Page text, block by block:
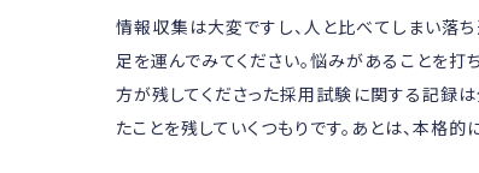
情報収集は大変ですし、人と比べてしまい落
足を運んでみてください。悩みがあることを打
方が残してくださった採用試験に関する記録
たことを残していくつもりです。あとは、本格